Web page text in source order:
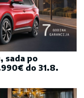
sada po
do 31.8.